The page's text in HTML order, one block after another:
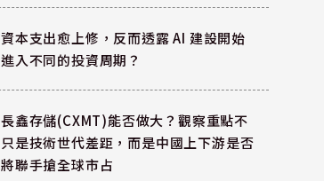
資本支出愈上修，反而透露 AI 建設開始
進入不同的投資周期？
長鑫存儲(CXMT)能否做大？觀察重點不
只是技術世代差距，而是中國上下游是否
將聯手搶全球市占